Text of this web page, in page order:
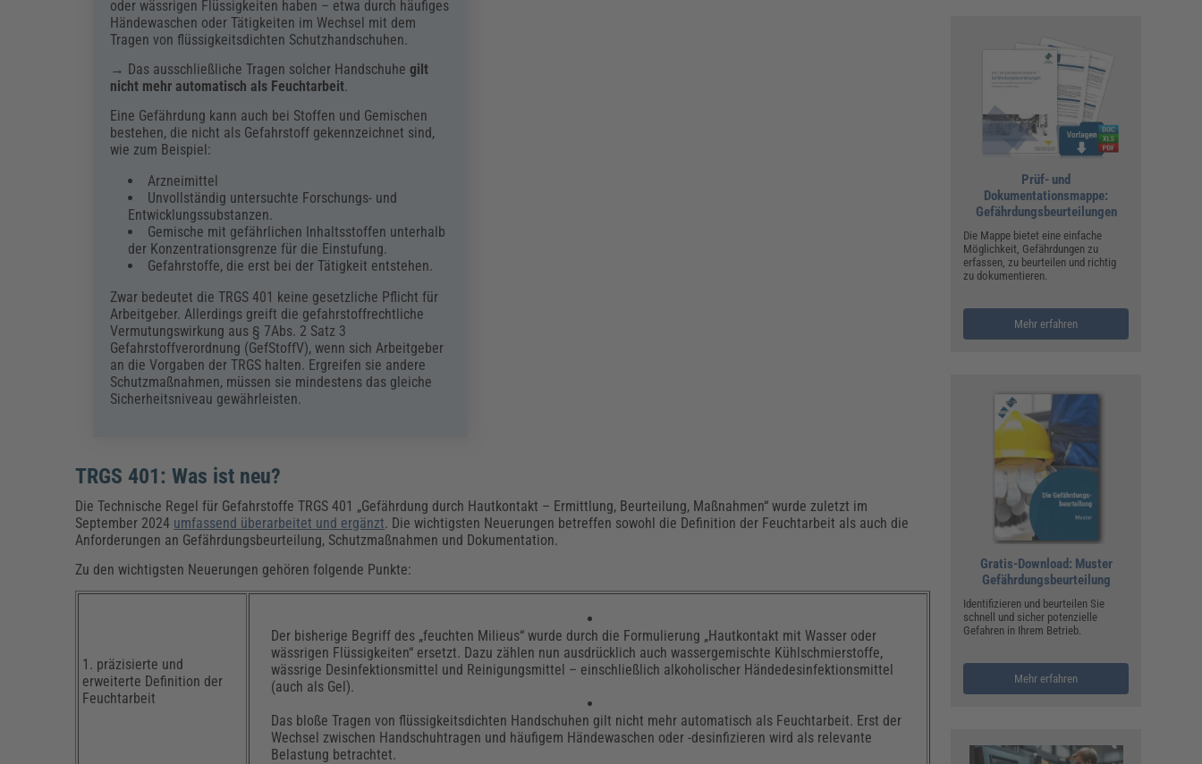
oder wässrigen Flüssigkeiten haben – etwa durch häufiges
Händewaschen oder Tätigkeiten im Wechsel mit dem
Tragen von flüssigkeitsdichten Schutzhandschuhen.
→ Das ausschließliche Tragen solcher Handschuhegilt
nicht mehr automatisch als Feuchtarbeit.
Eine Gefährdung kann auch bei Stoffen und Gemischen
bestehen, die nicht als Gefahrstoff gekennzeichnet sind,
wie zum Beispiel:
Arzneimittel
Unvollständig untersuchte Forschungs- und
Entwicklungssubstanzen.
Gemische mit gefährlichen Inhaltsstoffen unterhalb
der Konzentrationsgrenze für die Einstufung.
Gefahrstoffe, die erst bei der Tätigkeit entstehen.
Zwar bedeutet die TRGS 401 keine gesetzliche Pflicht für
Arbeitgeber. Allerdings greift die gefahrstoffrechtliche
Vermutungswirkung aus § 7Abs. 2 Satz 3
Gefahrstoffverordnung (GefStoffV), wenn sich Arbeitgeber
an die Vorgaben der TRGS halten. Ergreifen sie andere
Schutzmaßnahmen, müssen sie mindestens das gleiche
Sicherheitsniveau gewährleisten.
TRGS 401: Was ist neu?
Die Technische Regel für Gefahrstoffe TRGS 401 „Gefährdung durch Hautkontakt – Ermittlung, Beurteilung, Maßnahmen“ wurde zuletzt im
September 2024 umfassend überarbeitet und ergänzt. Die wichtigsten Neuerungen betreffen sowohl die Definition der Feuchtarbeit als auch die
Anforderungen an Gefährdungsbeurteilung, Schutzmaßnahmen und Dokumentation.
Zu den wichtigsten Neuerungen gehören folgende Punkte:
1. präzisierte und
erweiterte Definition der
Feuchtarbeit
Der bisherige Begriff des „feuchten Milieus“ wurde durch die Formulierung „Hautkontakt mit Wasser oder
wässrigen Flüssigkeiten“ ersetzt. Dazu zählen nun ausdrücklich auch wassergemischte Kühlschmierstoffe,
wässrige Desinfektionsmittel und Reinigungsmittel – einschließlich alkoholischer Händedesinfektionsmittel
(auch als Gel).
Das bloße Tragen von flüssigkeitsdichten Handschuhen gilt nicht mehr automatisch als Feuchtarbeit. Erst der
Wechsel zwischen Handschuhtragen und häufigem Händewaschen oder -desinfizieren wird als relevante
Belastung betrachtet.
Prüf- und
Dokumentationsmappe:
Gefährdungsbeurteilungen
Die Mappe bietet eine einfache
Möglichkeit, Gefährdungen zu
erfassen, zu beurteilen und richtig
zu dokumentieren.
Mehr erfahren
Gratis-Download: Muster
Gefährdungsbeurteilung
Identifizieren und beurteilen Sie
schnell und sicher potenzielle
Gefahren in Ihrem Betrieb.
Mehr erfahren